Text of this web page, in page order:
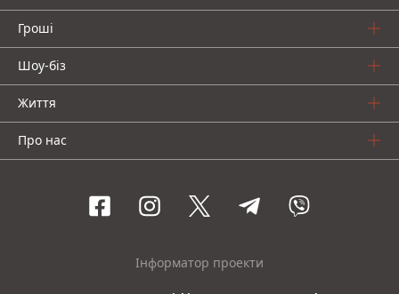
Гроші
Шоу-біз
Життя
Про нас
Інформатор проекти